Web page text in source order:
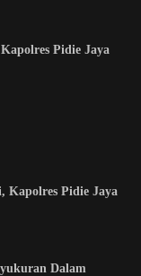
Pidie Jaya
Kapolres Pidie Jaya
Dalam